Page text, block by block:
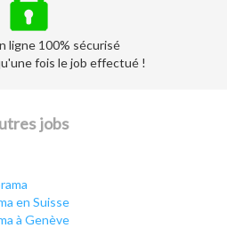
ligne 100% sécurisé
fois le job effectué !
jobs
en Suisse
à Genève